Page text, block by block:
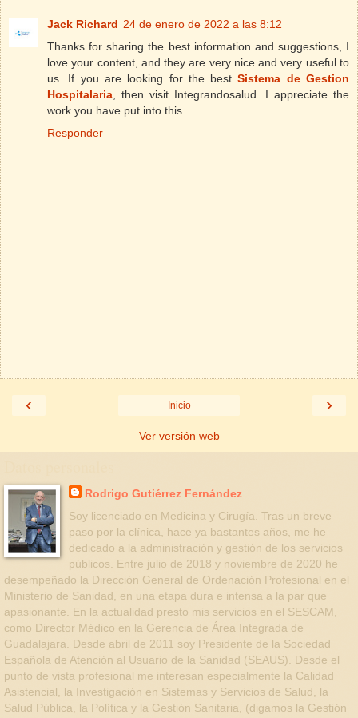
Jack Richard 24 de enero de 2022 a las 8:12
Thanks for sharing the best information and suggestions, I
love your content, and they are very nice and very useful to
us. If you are looking for the bestSistema de Gestion
Hospitalaria , then visit Integrandosalud. I appreciate the
work you have put into this.
Responder
‹ ›
Inicio
Ver versión web
Rodrigo Gutiérrez Fernández
Soy licenciado en Medicina y Cirugía. Tras un breve
paso por la clínica, hace ya bastantes años, me he
dedicado a la administración y gestión de los servicios
públicos. Entre julio de 2018 y noviembre de 2020 he
desempeñado la Dirección General de Ordenación Profesional en el
Ministerio de Sanidad, en una etapa dura e intensa a la par que
apasionante. En la actualidad presto mis servicios en el SESCAM,
como Director Médico en la Gerencia de Área Integrada de
Guadalajara. Desde abril de 2011 soy Presidente de la Sociedad
Española de Atención al Usuario de la Sanidad (SEAUS). Desde el
punto de vista profesional me interesan especialmente la Calidad
Asistencial, la Investigación en Sistemas y Servicios de Salud, la
Salud Pública, la Política y la Gestión Sanitaria, (digamos la Gestión